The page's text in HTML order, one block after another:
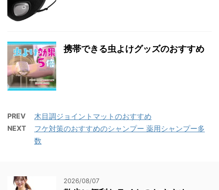
携帯できる虫よけグッズのおすすめ
PREV 木目調ジョイントマットのおすすめ
NEXT
フケ対策のおすすめのシャンプー 薬用シャンプー多
数
2026/08/07